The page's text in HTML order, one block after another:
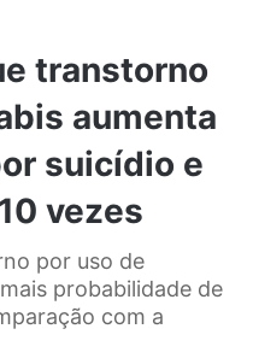
transtorno
aumenta
suicídio e
vezes
por uso de
probabilidade de
com a